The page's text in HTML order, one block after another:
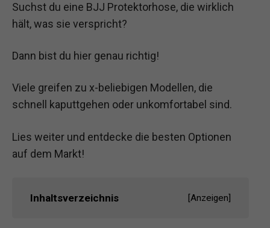
Suchst du eine BJJ Protektorhose, die wirklich
hält, was sie verspricht?
Dann bist du hier genau richtig!
Viele greifen zu x-beliebigen Modellen, die
schnell kaputtgehen oder unkomfortabel sind.
Lies weiter und entdecke die besten Optionen
auf dem Markt!
Inhaltsverzeichnis [Anzeigen]